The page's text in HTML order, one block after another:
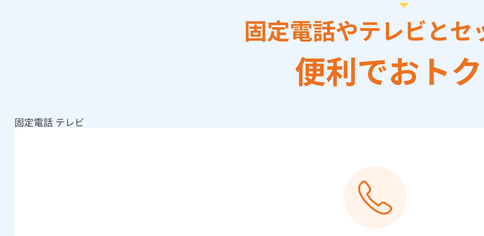
固定電話やテレビとセ
便利でおトク
固定電話 テレビ